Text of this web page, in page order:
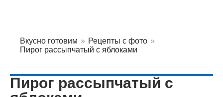
Вкусно готовим » Рецепты с фото »
Пирог рассыпчатый с яблоками
Пирог рассыпчатый с